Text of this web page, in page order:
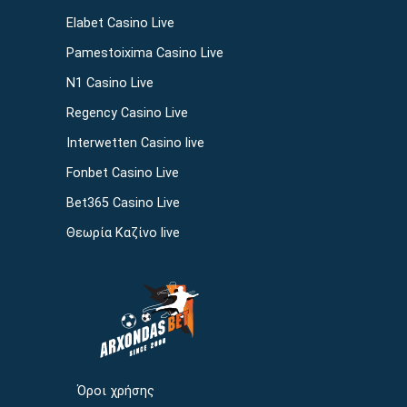
Elabet Casino Live
Pamestoixima Casino Live
N1 Casino Live
Regency Casino Live
Interwetten Casino live
Fonbet Casino Live
Bet365 Casino Live
Θεωρία Καζίνο live
Όροι χρήσης